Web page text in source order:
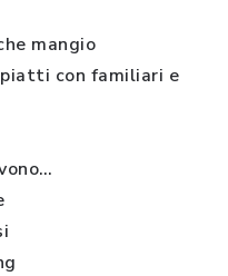
mangio
con familiari e